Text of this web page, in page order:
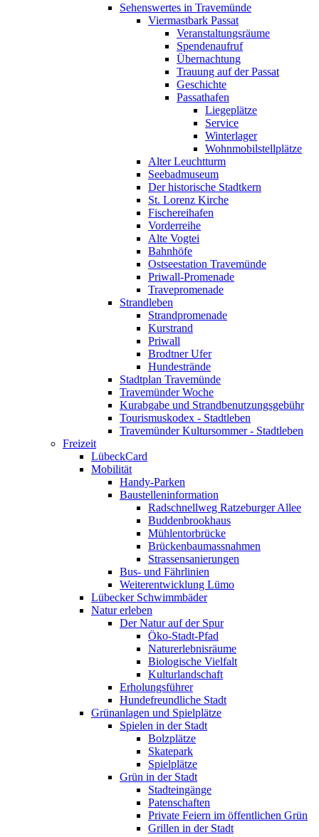
Sehenswertes in Travemünde
Viermastbark Passat
Veranstaltungsräume
Spendenaufruf
Übernachtung
Trauung auf der Passat
Geschichte
Passathafen
Liegeplätze
Service
Winterlager
Wohnmobilstellplätze
Alter Leuchtturm
Seebadmuseum
Der historische Stadtkern
St. Lorenz Kirche
Fischereihafen
Vorderreihe
Alte Vogtei
Bahnhöfe
Ostseestation Travemünde
Priwall-Promenade
Travepromenade
Strandleben
Strandpromenade
Kurstrand
Priwall
Brodtner Ufer
Hundestrände
Stadtplan Travemünde
Travemünder Woche
Kurabgabe und Strandbenutzungsgebühr
Tourismuskodex - Stadtleben
Travemünder Kultursommer - Stadtleben
Freizeit
LübeckCard
Mobilität
Handy-Parken
Baustelleninformation
Radschnellweg Ratzeburger Allee
Buddenbrookhaus
Mühlentorbrücke
Brückenbaumassnahmen
Strassensanierungen
Bus- und Fährlinien
Weiterentwicklung Lümo
Lübecker Schwimmbäder
Natur erleben
Der Natur auf der Spur
Öko-Stadt-Pfad
Naturerlebnisräume
Biologische Vielfalt
Kulturlandschaft
Erholungsführer
Hundefreundliche Stadt
Grünanlagen und Spielplätze
Spielen in der Stadt
Bolzplätze
Skatepark
Spielplätze
Grün in der Stadt
Stadteingänge
Patenschaften
Private Feiern im öffentlichen Grün
Grillen in der Stadt